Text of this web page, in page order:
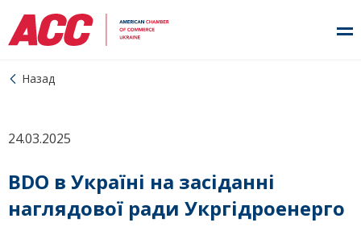
Назад
24.03.2025
BDO в Україні на засіданні
наглядової ради Укргідроенерго